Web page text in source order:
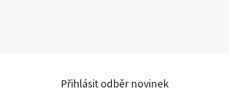
Přihlásit odběr novinek